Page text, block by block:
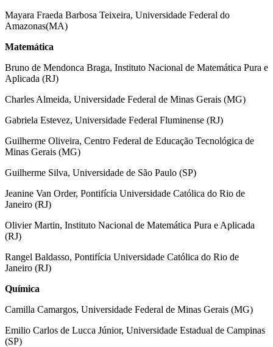
Mayara Fraeda Barbosa Teixeira, Universidade Federal do
Amazonas(MA)
Matemática
Bruno de Mendonca Braga, Instituto Nacional de Matemática Pura e
Aplicada (RJ)
Charles Almeida, Universidade Federal de Minas Gerais (MG)
Gabriela Estevez, Universidade Federal Fluminense (RJ)
Guilherme Oliveira, Centro Federal de Educação Tecnológica de
Minas Gerais (MG)
Guilherme Silva, Universidade de São Paulo (SP)
Jeanine Van Order, Pontifícia Universidade Católica do Rio de
Janeiro (RJ)
Olivier Martin, Instituto Nacional de Matemática Pura e Aplicada
(RJ)
Rangel Baldasso, Pontifícia Universidade Católica do Rio de
Janeiro (RJ)
Química
Camilla Camargos, Universidade Federal de Minas Gerais (MG)
Emilio Carlos de Lucca Júnior, Universidade Estadual de Campinas
(SP)